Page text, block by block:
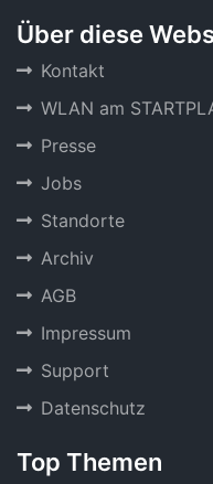
Über diese
Kontakt
WLAN am
Presse
Jobs
Standorte
Archiv
AGB
Impressum
Support
Datenschutz
Top Themen